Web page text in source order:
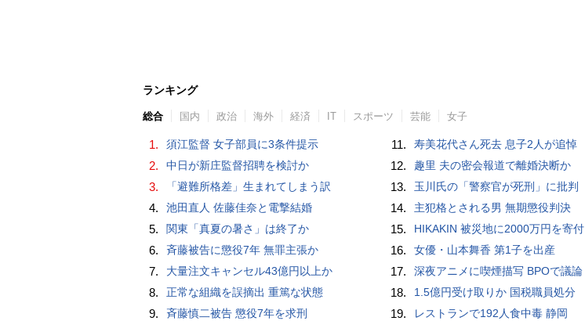
ランキング
総合 国内 政治 海外 経済 IT スポーツ 芸能 女子
1. 須江監督 女子部員に3条件提示
2. 中日が新庄監督招聘を検討か
3. 「避難所格差」生まれてしまう訳
4. 池田直人 佐藤佳奈と電撃結婚
5. 関東「真夏の暑さ」は終了か
6. 斉藤被告に懲役7年 無罪主張か
7. 大量注文キャンセル43億円以上か
8. 正常な組織を誤摘出 重篤な状態
9. 斉藤慎二被告 懲役7年を求刑
11. 寿美花代さん死去 息子2人が追悼
12. 趣里 夫の密会報道で離婚決断か
13. 玉川氏の「警察官が死刑」に批判
14. 主犯格とされる男 無期懲役判決
15. HIKAKIN 被災地に2000万円を寄付
16. 女優・山本舞香 第1子を出産
17. 深夜アニメに喫煙描写 BPOで議論
18. 1.5億円受け取りか 国税職員処分
19. レストランで192人食中毒 静岡